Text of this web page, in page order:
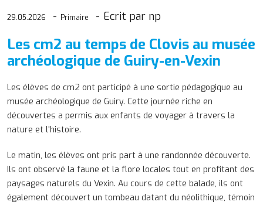
29.05.2026 Primaire Ecrit par np
Les cm2 au temps de Clovis au musée
archéologique de Guiry-en-Vexin
Les élèves de cm2 ont participé à une sortie pédagogique au
musée archéologique de Guiry. Cette journée riche en
découvertes a permis aux enfants de voyager à travers la
nature et l'histoire.
Le matin, les élèves ont pris part à une randonnée découverte.
Ils ont observé la faune et la flore locales tout en profitant des
paysages naturels du Vexin. Au cours de cette balade, ils ont
également découvert un tombeau datant du néolithique, témoin